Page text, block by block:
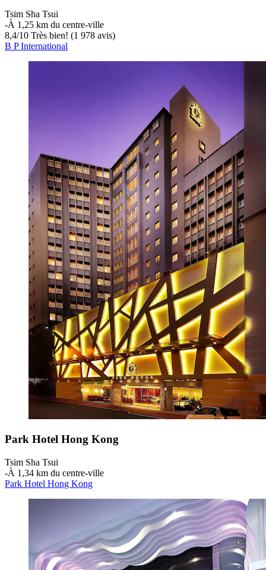
Tsim Sha Tsui
‐À 1,25 km du centre-ville
8,4/10 Très bien! (1 978 avis)
B P International
Park Hotel Hong Kong
Tsim Sha Tsui
‐À 1,34 km du centre-ville
Park Hotel Hong Kong